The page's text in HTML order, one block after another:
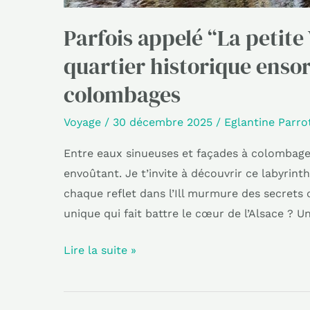
Parfois appelé “La
quartier historique
colombages
Voyage / 30 décembre 2025 / Eglantine
Entre eaux sinueuses et façades à
envoûtant. Je t’invite à découvrir ce
chaque reflet dans l’Ill murmure des
unique qui fait battre le cœur de l’Alsace ?
Lire la suite »